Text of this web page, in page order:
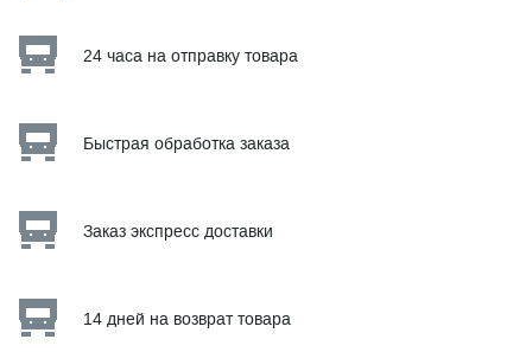
24 часа на отправку товара
Быстрая обработка заказа
Заказ экспресс доставки
14 дней на возврат товара